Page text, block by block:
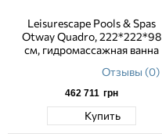
Leisurescape Pools & Spas
Otway Quadro, 222*222*98
см, гидромассажная ванна
Отзывы (0)
462 711 грн
Купить